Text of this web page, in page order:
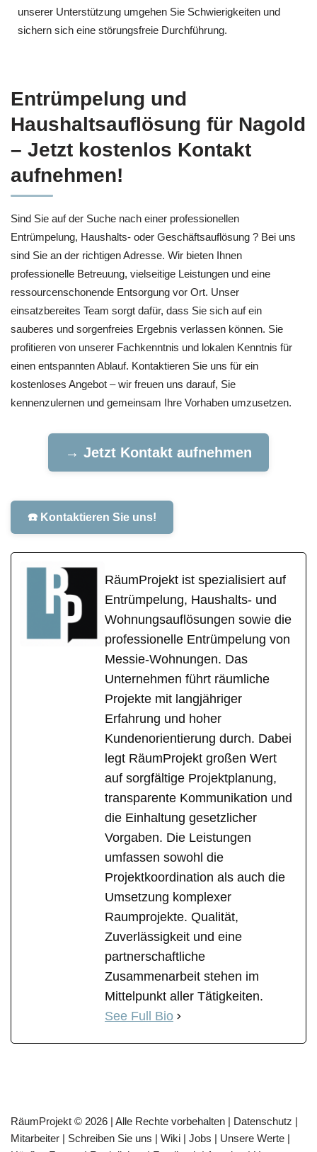
unserer Unterstützung umgehen Sie Schwierigkeiten und
sichern sich eine störungsfreie Durchführung.
Entrümpelung und
Haushaltsauflösung für Nagold
– Jetzt kostenlos Kontakt
aufnehmen!
Sind Sie auf der Suche nach einer professionellen
Entrümpelung, Haushalts- oder Geschäftsauflösung ? Bei uns
sind Sie an der richtigen Adresse. Wir bieten Ihnen
professionelle Betreuung, vielseitige Leistungen und eine
ressourcenschonende Entsorgung vor Ort. Unser
einsatzbereites Team sorgt dafür, dass Sie sich auf ein
sauberes und sorgenfreies Ergebnis verlassen können. Sie
profitieren von unserer Fachkenntnis und lokalen Kenntnis für
einen entspannten Ablauf. Kontaktieren Sie uns für ein
kostenloses Angebot – wir freuen uns darauf, Sie
kennenzulernen und gemeinsam Ihre Vorhaben umzusetzen.
→ Jetzt Kontakt aufnehmen
☎️ Kontaktieren Sie uns!
RäumProjekt ist spezialisiert auf
Entrümpelung, Haushalts- und
Wohnungsauflösungen sowie die
professionelle Entrümpelung von
Messie-Wohnungen. Das
Unternehmen führt räumliche
Projekte mit langjähriger
Erfahrung und hoher
Kundenorientierung durch. Dabei
legt RäumProjekt großen Wert
auf sorgfältige Projektplanung,
transparente Kommunikation und
die Einhaltung gesetzlicher
Vorgaben. Die Leistungen
umfassen sowohl die
Projektkoordination als auch die
Umsetzung komplexer
Raumprojekte. Qualität,
Zuverlässigkeit und eine
partnerschaftliche
Zusammenarbeit stehen im
Mittelpunkt aller Tätigkeiten.
See Full Bio
RäumProjekt © 2026 | Alle Rechte vorbehalten | Datenschutz |
Mitarbeiter | Schreiben Sie uns | Wiki | Jobs | Unsere Werte |